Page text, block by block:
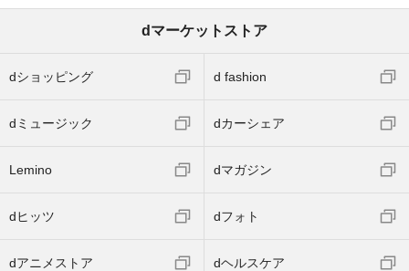
dマーケットストア
dショッピング d fashion
dミュージック dカーシェア
Lemino dマガジン
dヒッツ dフォト
dアニメストア dヘルスケア